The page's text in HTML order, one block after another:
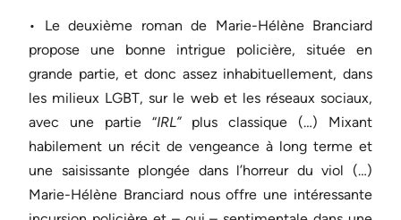
• Le deuxième roman de Marie-Hélène Branciard
propose une bonne intrigue policière, située en
grande partie, et donc assez inhabituellement, dans
les milieux LGBT, sur le web et les réseaux sociaux,
avec une partie “IRL”plus classique (…) Mixant
habilement un récit de vengeance à long terme et
une saisissante plongée dans l’horreur du viol (…)
Marie-Hélène Branciard nous offre une intéressante